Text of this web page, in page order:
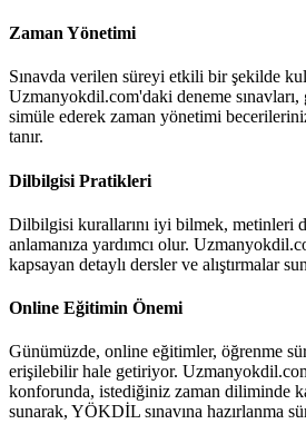
Zaman Yönetimi
Sınavda verilen süreyi etkili bir şekilde
Uzmanyokdil.com'daki deneme sınavları,
simüle ederek zaman yönetimi
tanır.
Dilbilgisi Pratikleri
Dilbilgisi kurallarını iyi bilmek, metinleri
anlamanıza yardımcı olur.
kapsayan detaylı dersler ve alıştırmalar
Online Eğitimin Önemi
Günümüzde, online eğitimler, öğrenme
erişilebilir hale getiriyor.
konforunda, istediğiniz zaman diliminde
sunarak, YÖKDİL sınavına hazırlanma